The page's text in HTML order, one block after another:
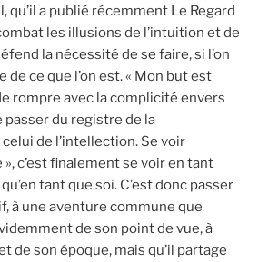
a publié récemment Le Regard
les illusions de l’intuition et de
la nécessité de se faire, si l’on
de ce que l’on est. « Mon but est
rompre avec la complicité envers
passer du registre de la
de l’intellection. Se voir
c’est finalement se voir en tant
tant que soi. C’est donc passer
à une aventure commune que
de son point de vue, à
de son époque, mais qu’il partage